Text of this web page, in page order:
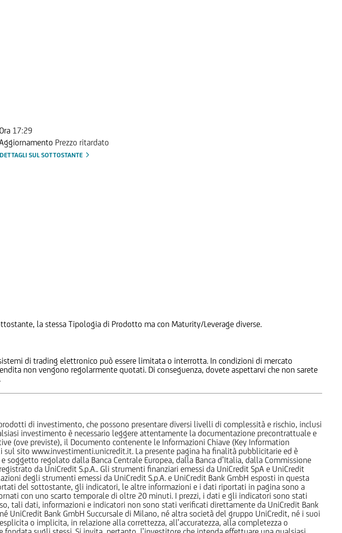
Ora 17:29
Prezzo ritardato
DETTAGLI SUL SOTTOSTANTE
la stessa Tipologia di Prodotto ma con Maturity/Leverage diverse.
di trading elettronico può essere limitata o interrotta. In condizioni di mercato
non vengono regolarmente quotati. Di conseguenza, dovete aspettarvi che non sarete
di investimento, che possono presentare diversi livelli di complessità e rischio, inclusi
investimento è necessario leggere attentamente la documentazione precontrattuale e
(ove previste), il Documento contenente le Informazioni Chiave (Key Information
sito www.investimenti.unicredit.it. La presente pagina ha finalità pubblicitarie ed è
regolato dalla Banca Centrale Europea, dalla Banca d’Italia, dalla Commissione
da UniCredit S.p.A.. Gli strumenti finanziari emessi da UniCredit SpA e UniCredit
degli strumenti emessi da UniCredit S.p.A. e UniCredit Bank GmbH esposti in questa
del sottostante, gli indicatori, le altre informazioni e i dati riportati in pagina sono a
con uno scarto temporale di oltre 20 minuti. I prezzi, i dati e gli indicatori sono stati
dati, informazioni e indicatori non sono stati verificati direttamente da UniCredit Bank
Bank GmbH Succursale di Milano, né altra società del gruppo UniCredit, né i suoi
o implicita, in relazione alla correttezza, all’accuratezza, alla completezza o